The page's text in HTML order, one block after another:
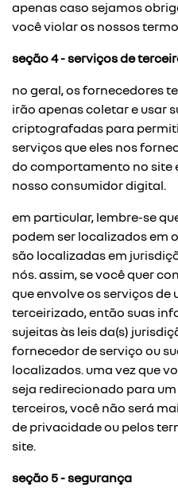
apenas caso sejamos
você violar os nossos
seção 4 - serviços de
no geral, os fornecedores
irão apenas coletar e usar
criptografadas para
serviços que eles nos
do comportamento no site
nosso consumidor digital.
em particular, lembre-se
podem ser localizados em
são localizadas em
nós. assim, se você quer
que envolve os serviços de
terceirizado, então suas
sujeitas às leis da(s)
fornecedor de serviço ou
localizados. uma vez que
seja redirecionado para
terceiros, você não será
de privacidade ou pelos
site.
seção 5 - segurança